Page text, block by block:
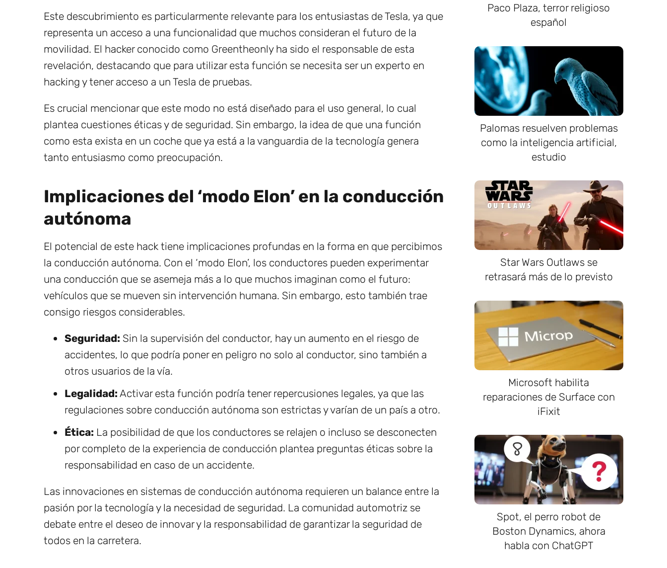
Este descubrimiento es particularmente relevante para los entusiastas de Tesla, ya que
representa un acceso a una funcionalidad que muchos consideran el futuro de la
movilidad. El hacker conocido como Greentheonly ha sido el responsable de esta
revelación, destacando que para utilizar esta función se necesita ser un experto en
hacking y tener acceso a un Tesla de pruebas.
Es crucial mencionar que este modo no está diseñado para el uso general, lo cual
plantea cuestiones éticas y de seguridad. Sin embargo, la idea de que una función
como esta exista en un coche que ya está a la vanguardia de la tecnología genera
tanto entusiasmo como preocupación.
Implicaciones del ‘modo Elon’ en la conducción
autónoma
El potencial de este hack tiene implicaciones profundas en la forma en que percibimos
la conducción autónoma. Con el ‘modo Elon’, los conductores pueden experimentar
una conducción que se asemeja más a lo que muchos imaginan como el futuro:
vehículos que se mueven sin intervención humana. Sin embargo, esto también trae
consigo riesgos considerables.
Seguridad: Sin la supervisión del conductor, hay un aumento en el riesgo de
accidentes, lo que podría poner en peligro no solo al conductor, sino también a
otros usuarios de la vía.
Legalidad: Activar esta función podría tener repercusiones legales, ya que las
regulaciones sobre conducción autónoma son estrictas y varían de un país a otro.
Ética: La posibilidad de que los conductores se relajen o incluso se desconecten
por completo de la experiencia de conducción plantea preguntas éticas sobre la
responsabilidad en caso de un accidente.
Las innovaciones en sistemas de conducción autónoma requieren un balance entre la
pasión por la tecnología y la necesidad de seguridad. La comunidad automotriz se
debate entre el deseo de innovar y la responsabilidad de garantizar la seguridad de
todos en la carretera.
Paco Plaza, terror religioso
español
Palomas resuelven problemas
como la inteligencia artificial,
estudio
Star Wars Outlaws se
retrasará más de lo previsto
Microsoft habilita
reparaciones de Surface con
iFixit
Spot, el perro robot de
Boston Dynamics, ahora
habla con ChatGPT